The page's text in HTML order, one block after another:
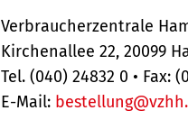
Verbraucherzentrale
Kirchenallee 22, 20099
Tel. (040) 24832 0 • Fax:
E-Mail: